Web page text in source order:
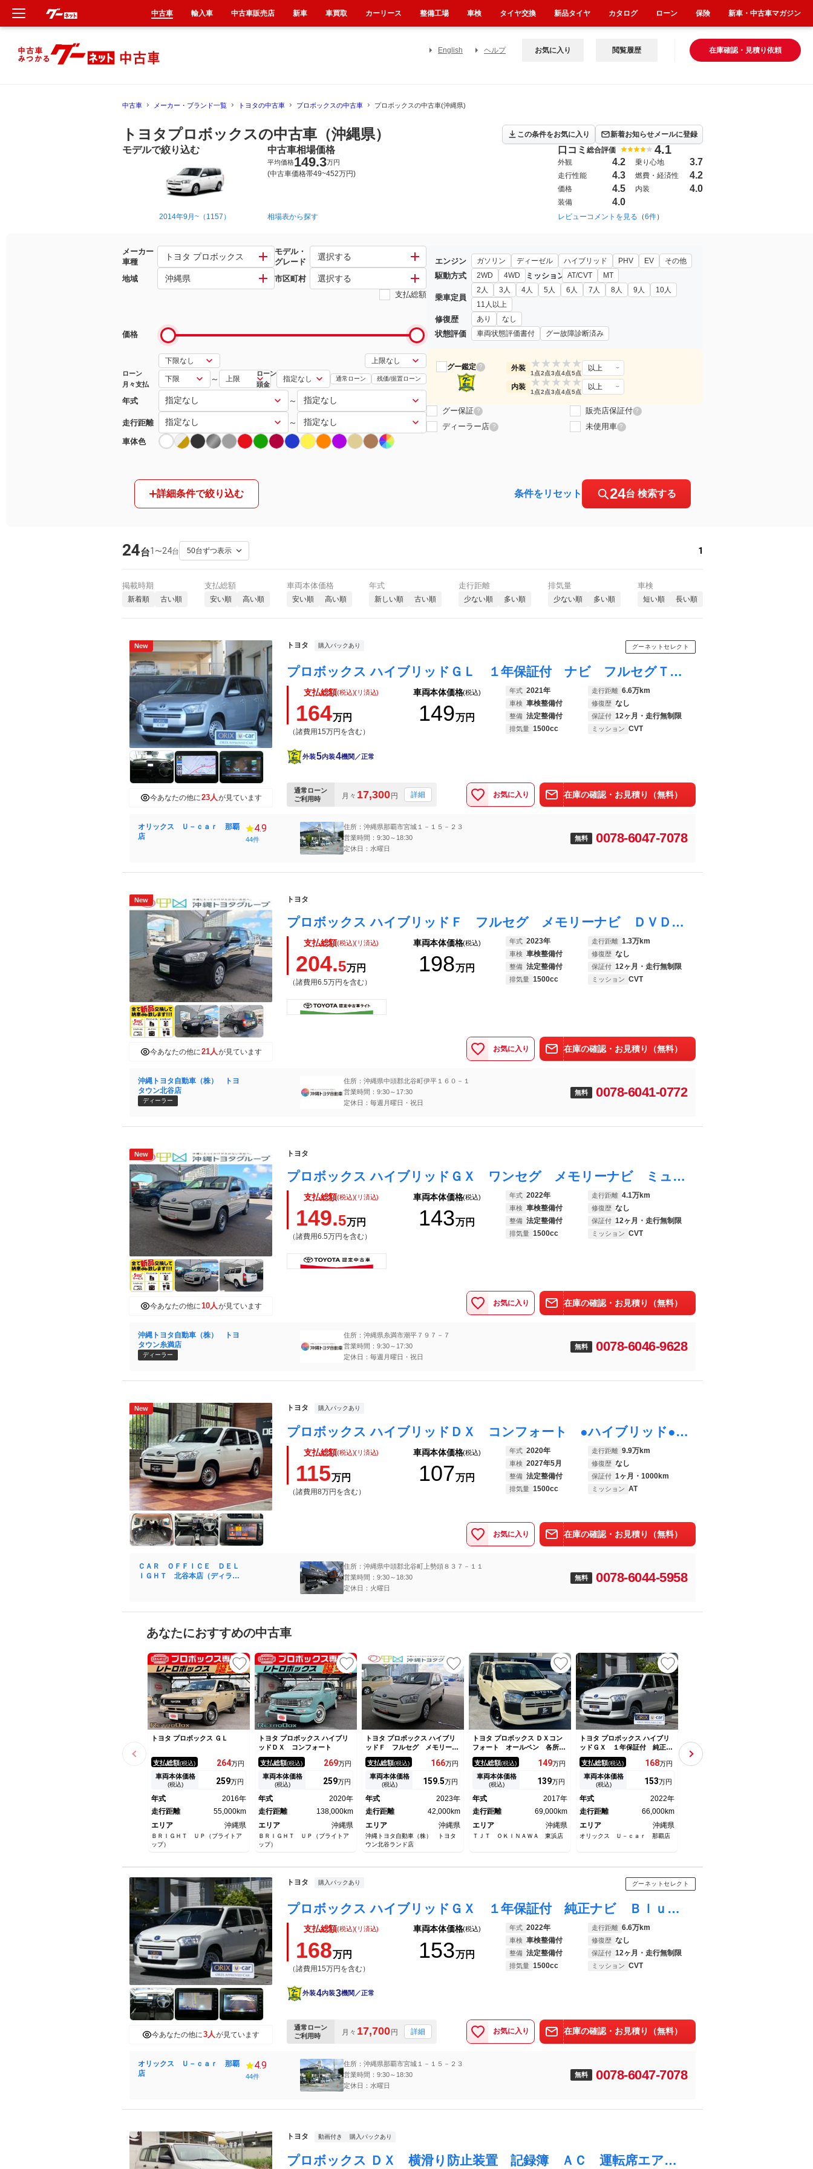
English ヘルプ 在庫確認・見積り依頼
お気に入り 閲覧履歴
中古車 メーカー・ブランド一覧 トヨタの中古車 プロボックスの中古車 プロボックスの中古車(沖縄県)
トヨタプロボックスの中古車（沖縄県） この条件をお気に入り 新着お知らせメールに登録
モデルで絞り込む
2014年9月~（1157）
中古車相場価格
平均価格149.3万円
(中古車価格帯49~452万円)
相場表から探す
口コミ 総合評価 4.1
外観 4.2 乗り心地 3.7
走行性能 4.3 燃費・経済性 4.2
価格 4.5 内装 4.0
装備 4.0
レビューコメントを見る （6件）
メーカー
車種
トヨタ プロボックス
モデル・
グレード
選択する
地域 沖縄県 市区町村 選択する
支払総額
価格
ローン
月々支払
～
ローン
頭金
通常ローン 残価/据置ローン
年式 ～
走行距離 ～
車体色
エンジン ガソリン ディーゼル ハイブリッド PHV EV その他
駆動方式 2WD 4WD ミッション AT/CVT MT
乗車定員
2人 3人 4人 5人 6人 7人 8人 9人
10人
11人以上
修復歴 あり なし
状態評価 車両状態評価書付 グー故障診断済み
グー鑑定 ? 外装 ★
1点
★
2点
★
3点
★
4点
★
5点
以上
内装 ★
1点
★
2点
★
3点
★
4点
★
5点
以上
グー保証 ? 販売店保証付 ?
ディーラー店 ? 未使用車 ?
詳細条件で絞り込む 条件をリセット 24台 検索する
24台1 〜24台 1
掲載時期
新着順 古い順
支払総額
安い順 高い順
車両本体価格
安い順 高い順
年式
新しい順 古い順
走行距離
少ない順 多い順
排気量
少ない順 多い順
車検
短い順 長い順
New
今あなたの他に23人が見ています
トヨタ 購入パックあり グーネットセレクト
プロボックス ハイブリッドＧＬ １年保証付 ナビ フルセグＴＶ ＣＤ ＤＶＤ Ｂｌｕｅｔｏｏｔｈ バックカメラ ＥＴＣ 衝突被害軽減ブレーキ 車線逸脱警報機能 オートマチックハイビーム 電動格納ミラー横滑り防止装置 オートライト
支払総額(税込)(リ済込)
164万円
（諸費用15万円を含む）
車両本体価格(税込)
149万円
年式 2021年 走行距離 6.6万km
車検 車検整備付 修復歴 なし
整備 法定整備付 保証付 12ヶ月・走行無制限
排気量 1500cc ミッション CVT
外装5内装4機関／正常
通常ローン
ご利用時
月々 17,300円 詳細 お気に入り 在庫の確認・お見積り（無料）
オリックス Ｕ－ｃａｒ 那覇
店
4.9
44件
住所：沖縄県那覇市宮城１－１５－２３
営業時間：9:30～18:30
定休日：水曜日
無料 0078-6047-7078
New
今あなたの他に21人が見ています
トヨタ
プロボックス ハイブリッドＦ フルセグ メモリーナビ ＤＶＤ再生 バックカメラ 衝突被害軽減システム ＥＴＣ ドラレコ 記録簿
支払総額(税込)(リ済込)
204.5万円
（諸費用6.5万円を含む）
車両本体価格(税込)
198万円
年式 2023年 走行距離 1.3万km
車検 車検整備付 修復歴 なし
整備 法定整備付 保証付 12ヶ月・走行無制限
排気量 1500cc ミッション CVT
お気に入り 在庫の確認・お見積り（無料）
沖縄トヨタ自動車（株） トヨ
タウン北谷店
ディーラー
住所：沖縄県中頭郡北谷町伊平１６０－１
営業時間：9:30～17:30
定休日：毎週月曜日・祝日
無料 0078-6041-0772
New
今あなたの他に10人が見ています
トヨタ
プロボックス ハイブリッドＧＸ ワンセグ メモリーナビ ミュージックプレイヤー接続可 バックカメラ 衝突被害軽減システム ＥＴＣ ドラレコ 記録簿
支払総額(税込)(リ済込)
149.5万円
（諸費用6.5万円を含む）
車両本体価格(税込)
143万円
年式 2022年 走行距離 4.1万km
車検 車検整備付 修復歴 なし
整備 法定整備付 保証付 12ヶ月・走行無制限
排気量 1500cc ミッション CVT
お気に入り 在庫の確認・お見積り（無料）
沖縄トヨタ自動車（株） トヨ
タウン糸満店
ディーラー
住所：沖縄県糸満市潮平７９７－７
営業時間：9:30～17:30
定休日：毎週月曜日・祝日
無料 0078-6046-9628
New トヨタ 購入パックあり
プロボックス ハイブリッドＤＸ コンフォート ●ハイブリッド●１４インチホイール●ナビ●ワンセグＴＶ●Ｂｌｕｅｔｏｏｔｈ●ＣＤ●ラジオ●ＥＴＣ●ＵＳＢポート●運転席パワーウィンドウ●ドアバイザー●オートエアコン●荷台マット●ハロゲンヘッドライト
支払総額(税込)(リ済込)
115万円
（諸費用8万円を含む）
車両本体価格(税込)
107万円
年式 2020年 走行距離 9.9万km
車検 2027年5月 修復歴 なし
整備 法定整備付 保証付 1ヶ月・1000km
排気量 1500cc ミッション AT
お気に入り 在庫の確認・お見積り（無料）
ＣＡＲ ＯＦＦＩＣＥ ＤＥＬ
ＩＧＨＴ 北谷本店（ディライ
住所：沖縄県中頭郡北谷町上勢頭８３７－１１
営業時間：9:30～18:30
定休日：火曜日
無料 0078-6044-5958
あなたにおすすめの中古車
トヨタ プロボックス ＧＬ
支払総額(税込) 264万円
車両本体価格
(税込) 259万円
年式
2016年
走行距離
55,000km
エリア
沖縄県
ＢＲＩＧＨＴ ＵＰ（ブライトア
ップ）
トヨタ プロボックス ハイブリ
ッドＤＸ コンフォート
支払総額(税込) 269万円
車両本体価格
(税込) 259万円
年式
2020年
走行距離
138,000km
エリア
沖縄県
ＢＲＩＧＨＴ ＵＰ（ブライトア
ップ）
トヨタ プロボックス ハイブリ
ッドＦ フルセグ メモリーナ
ビ ＤＶＤ再生 ミュージック
プレイヤー接続可 バックカメ
ラ 衝突被害軽減システム Ｅ
ＴＣ ドラレコ ＬＥＤヘッド
支払総額(税込) 166万円
車両本体価格
(税込) 159.5万円
年式
2023年
走行距離
42,000km
エリア
沖縄県
沖縄トヨタ自動車（株） トヨタ
ウン北谷ランド店
トヨタ プロボックス ＤＸコン
フォート オールペン 各所チ
ッピング塗装 リフトアップ
Ｍａｘｘｉｓマッドタイヤ ル
ーフキャリア キーレス 社外
ナビ・ＴＶ Ｂｌｕｅｔｏｏｔ
支払総額(税込) 149万円
車両本体価格
(税込) 139万円
年式
2017年
走行距離
69,000km
エリア
沖縄県
ＴＪＴ ＯＫＩＮＡＷＡ 東浜店
トヨタ プロボックス ハイブリ
ッドＧＸ １年保証付 純正ナ
ビ Ｂｌｕｅｔｏｏｔｈ Ｃ
Ｄ バックカメラ ドライブレ
コーダー ＥＴＣ 電動格納ミ
ラー ＡＣ１００Ｖ ＵＳＢポ
車線逸脱警報機能 オートマチ
ックハイビーム
支払総額(税込) 168万円
車両本体価格
(税込) 153万円
年式
2022年
走行距離
66,000km
エリア
沖縄県
オリックス Ｕ－ｃａｒ 那覇店
アップカスタム
支払総額
今あなたの他に3人 が見ています
トヨタ 購入パックあり グーネットセレクト
プロボックス ハイブリッドＧＸ １年保証付 純正ナビ Ｂｌｕｅｔｏｏｔｈ ＣＤ バックカメラ ドライブレコーダー ＥＴＣ 電動格納ミラー ＡＣ１００Ｖ ＵＳＢポート 衝突被害軽減ブレーキ 車線逸脱警報機能 オートマチックハイビーム
支払総額(税込)(リ済込)
168万円
（諸費用15万円を含む）
車両本体価格(税込)
153万円
年式 2022年 走行距離 6.6万km
車検 車検整備付 修復歴 なし
整備 法定整備付 保証付 12ヶ月・走行無制限
排気量 1500cc ミッション CVT
外装4内装3機関／正常
通常ローン
ご利用時
月々 17,700 円 詳細 お気に入り 在庫の確認・お見積り（無料）
オリックス Ｕ－ｃａｒ 那覇
店
4.9
44件
住所：沖縄県那覇市宮城１－１５－２３
営業時間：9:30～18:30
定休日：水曜日
無料 0078-6047-7078
トヨタ 動画付き 購入パックあり
プロボックス ＤＸ 横滑り防止装置 記録簿 ＡＣ 運転席エアバック ドライブレコーダー ミュージックプレイヤー接続可 パワステ ＡＢＳ ＡＵＴＯライト Ｗエアバック
中古車 輸入車 中古車販売店 新車 車買取 カーリース 整備工場 車検 タイヤ交換 新品タイヤ カタログ ローン 保険 新車・中古車マガジン
新車